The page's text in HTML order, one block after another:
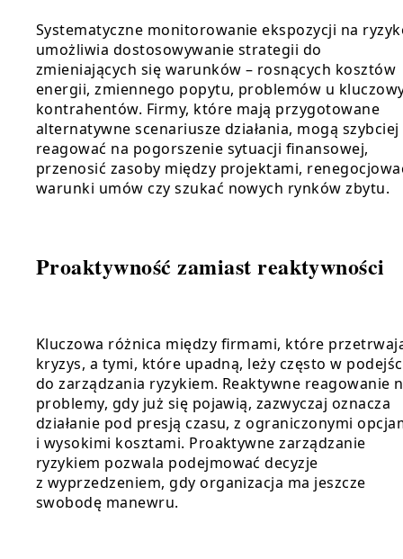
Systematyczne monitorowanie ekspozycji na
umożliwia dostosowywanie strategii do
zmieniających się warunków – rosnących kosztów
energii, zmiennego popytu, problemów u
kontrahentów. Firmy, które mają przygotowane
alternatywne scenariusze działania, mogą szybciej
reagować na pogorszenie sytuacji finansowej,
przenosić zasoby między projektami,
warunki umów czy szukać nowych rynków zbytu.
Proaktywność zamiast reaktywności
Kluczowa różnica między firmami, które
kryzys, a tymi, które upadną, leży często w
do zarządzania ryzykiem. Reaktywne reagowanie
problemy, gdy już się pojawią, zazwyczaj oznacza
działanie pod presją czasu, z ograniczonymi
i wysokimi kosztami. Proaktywne zarządzanie
ryzykiem pozwala podejmować decyzje
z wyprzedzeniem, gdy organizacja ma jeszcze
swobodę manewru.